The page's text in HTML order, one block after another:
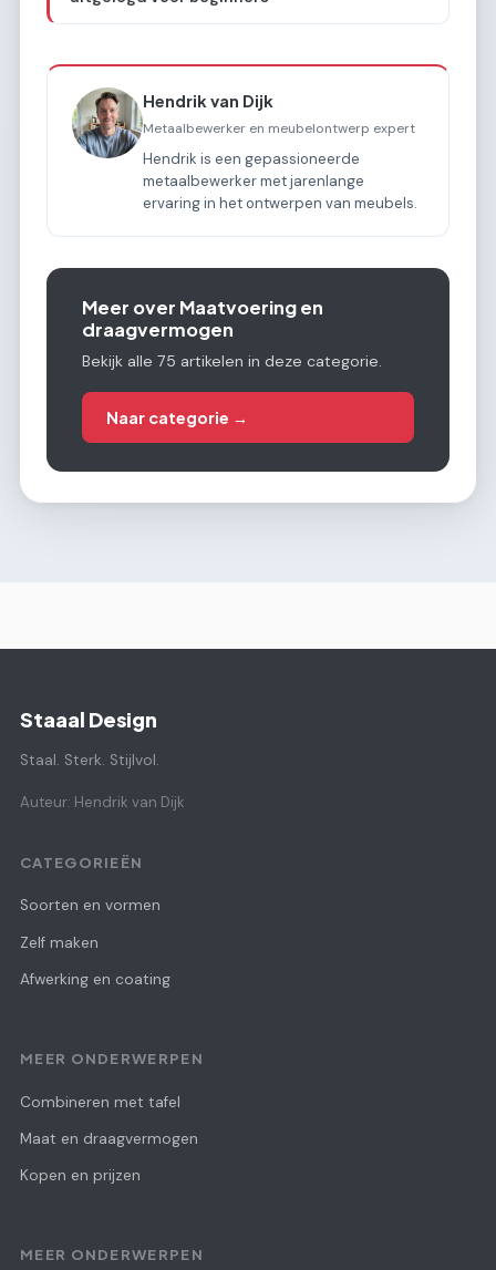
Hendrik van Dijk
Metaalbewerker en meubelontwerp expert
Hendrik is een gepassioneerde
metaalbewerker met jarenlange
ervaring in het ontwerpen van meubels.
Meer over Maatvoering en
draagvermogen
Bekijk alle 75 artikelen in deze categorie.
Naar categorie →
Staaal Design
Staal. Sterk. Stijlvol.
Auteur: Hendrik van Dijk
CATEGORIEËN
Soorten en vormen
Zelf maken
Afwerking en coating
MEER ONDERWERPEN
Combineren met tafel
Maat en draagvermogen
Kopen en prijzen
MEER ONDERWERPEN